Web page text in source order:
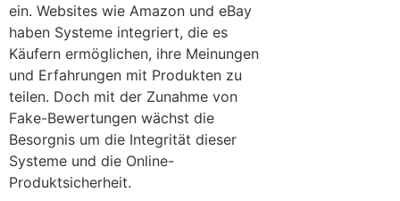
ein. Websites wie Amazon und eBay
haben Systeme integriert, die es
Käufern ermöglichen, ihre Meinungen
und Erfahrungen mit Produkten zu
teilen. Doch mit der Zunahme von
Fake-Bewertungen wächst die
Besorgnis um die Integrität dieser
Systeme und die Online-
Produktsicherheit.